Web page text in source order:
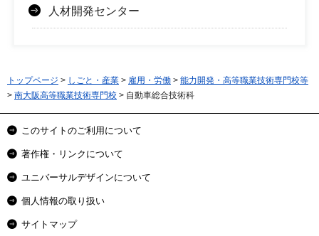
人材開発センター
トップページ > しごと・産業 > 雇用・労働 > 能力開発・高等職業技術専門校等
> 南大阪高等職業技術専門校 > 自動車総合技術科
このサイトのご利用について
著作権・リンクについて
ユニバーサルデザインについて
個人情報の取り扱い
サイトマップ